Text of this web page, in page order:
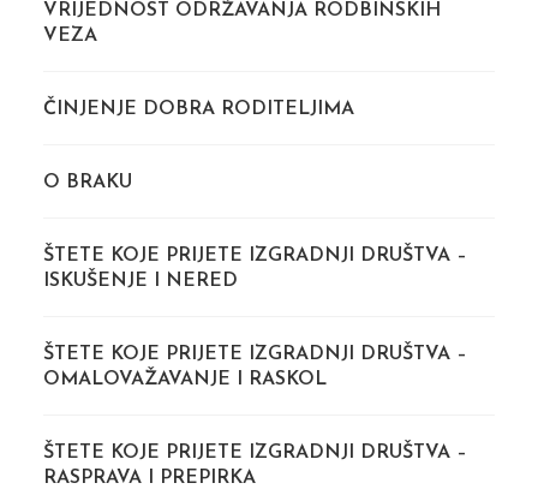
VRIJEDNOST ODRŽAVANJA RODBINSKIH
VEZA
ČINJENJE DOBRA RODITELJIMA
O BRAKU
ŠTETE KOJE PRIJETE IZGRADNJI DRUŠTVA –
ISKUŠENJE I NERED
ŠTETE KOJE PRIJETE IZGRADNJI DRUŠTVA –
OMALOVAŽAVANJE I RASKOL
ŠTETE KOJE PRIJETE IZGRADNJI DRUŠTVA –
RASPRAVA I PREPIRKA